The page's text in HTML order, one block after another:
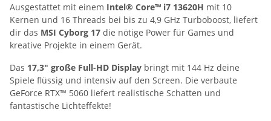
Ausgestattet mit einem Intel® Core™ i7 13620H mit 10
Kernen und 16 Threads bei bis zu 4,9 GHz Turboboost, liefert
dir das MSI Cyborg 17 die nötige Power für Games und
kreative Projekte in einem Gerät.
Das 17,3" große Full-HD Display bringt mit 144 Hz deine
Spiele flüssig und intensiv auf den Screen. Die verbaute
GeForce RTX™ 5060 liefert realistische Schatten und
fantastische Lichteffekte!